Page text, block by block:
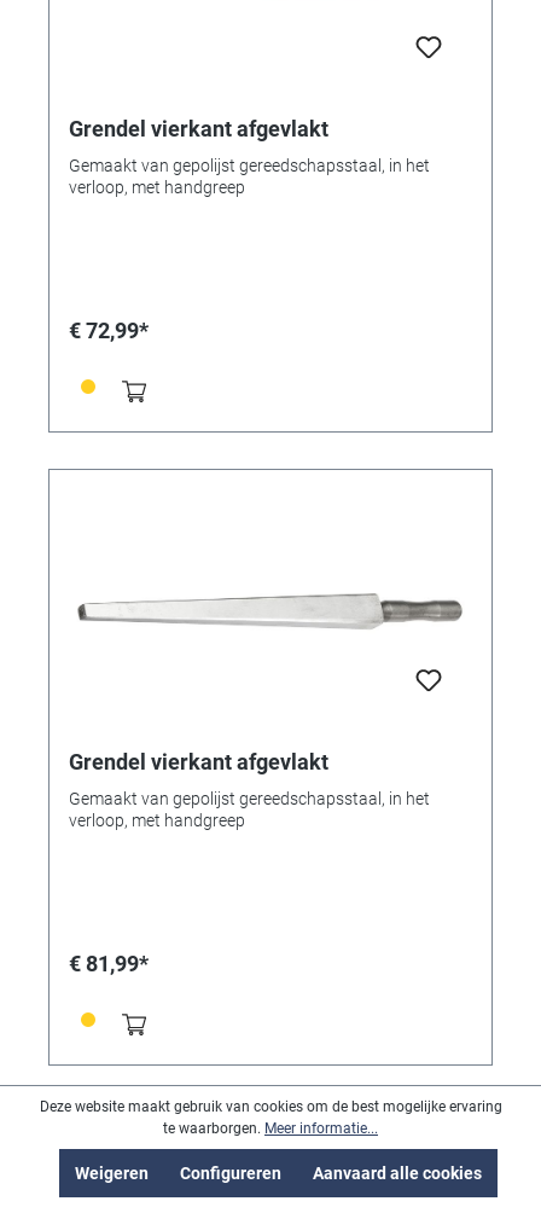
Grendel vierkant afgevlakt
Gemaakt van gepolijst gereedschapsstaal, in het
verloop, met handgreep
€ 72,99*
Grendel vierkant afgevlakt
Gemaakt van gepolijst gereedschapsstaal, in het
verloop, met handgreep
€ 81,99*
Deze website maakt gebruik van cookies om de best mogelijke ervaring
te waarborgen. Meer informatie...
Weigeren Configureren Aanvaard alle cookies